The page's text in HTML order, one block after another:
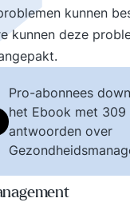
kunnen
kunnen deze
Pro-abonnees
het Ebook met 309
antwoorden over